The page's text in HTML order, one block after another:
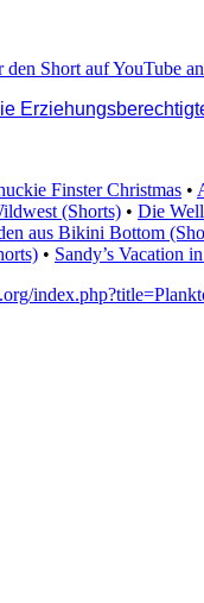
den Short auf YouTube
Finster Christmas •
(Shorts) • Die
aus Bikini Bottom
• Sandy’s Vacation